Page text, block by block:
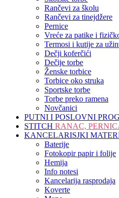
Rančevi za školu
Rančevi za tinejdžere
Pernice
Vreće za patike i
Termosi i kutije za
Dečji koferčići
Dečije torbe
Ženske torbice
Torbice oko struka
Sportske torbe
Torbe preko ramena
Novčanici
PUTNI I POSLOVNI
STITCH RANAC,
KANCELARISJKI
Baterije
Fotokopir papir i folije
Hemija
Info notesi
Kancelarija rasprodaja
Koverte